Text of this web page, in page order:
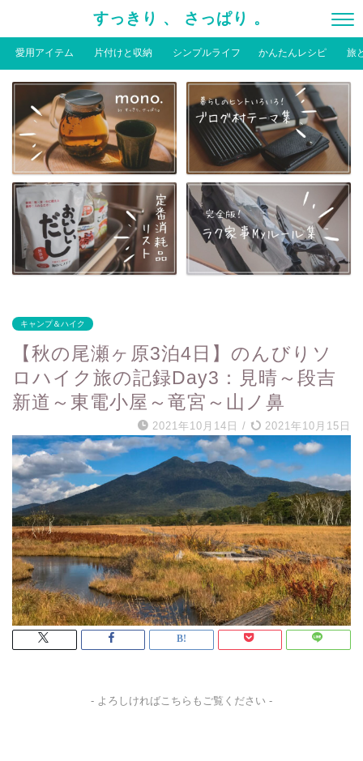
すっきり 、 さっぱり 。
愛用アイテム 片付けと収納 シンプルライフ かんたんレシピ 旅
キャンプ＆ハイク
【秋の尾瀬ヶ原3泊4日】のんびりソ
ロハイク旅の記録Day3：見晴～段吉
新道～東電小屋～竜宮～山ノ鼻
2021年10月14日 / 2021年10月15日
- よろしければこちらもご覧ください -